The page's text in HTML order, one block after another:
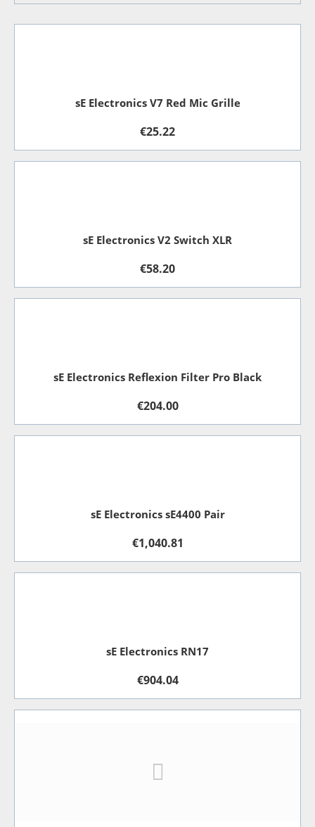
sE Electronics V7 Red Mic Grille
€25.22
sE Electronics V2 Switch XLR
€58.20
sE Electronics Reflexion Filter Pro Black
€204.00
sE Electronics sE4400 Pair
€1,040.81
sE Electronics RN17
€904.04